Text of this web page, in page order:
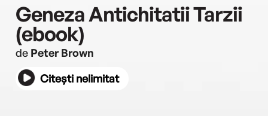
Geneza Antichitatii Tarzii
(ebook)
de Peter Brown
Citești nelimitat